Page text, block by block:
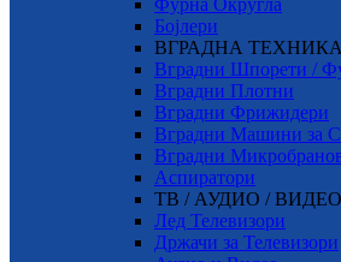
Фурна Округла
Бојлери
ВГРАДНА ТЕХНИКА
Вградни Шпорети /
Вградни Плотни
Вградни Фрижидери
Вградни Машини за
Вградни
Аспиратори
ТВ / АУДИО / ВИДЕО
Лед Телевизори
Држачи за Телевизори